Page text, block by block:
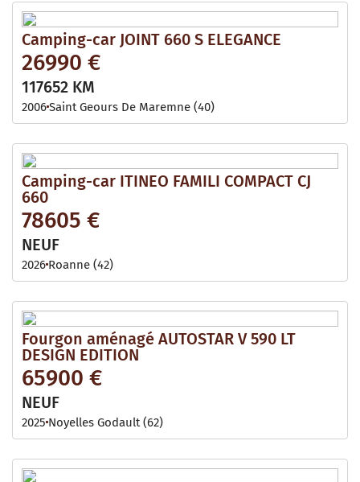
Camping-car JOINT 660 S ELEGANCE
26990 €
117652 KM
2006Saint Geours De Maremne (40)
Camping-car ITINEO FAMILI COMPACT CJ
660
78605 €
NEUF
2026 Roanne (42)
Fourgon aménagé AUTOSTAR V 590 LT
DESIGN EDITION
65900 €
NEUF
2025 Noyelles Godault (62)